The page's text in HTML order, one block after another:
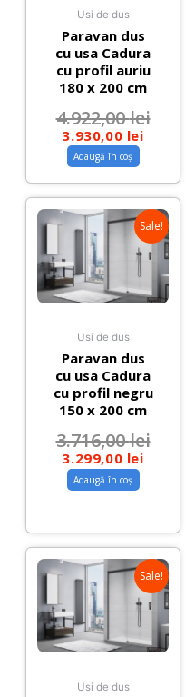
Usi de dus
Paravan dus
cu usa Cadura
cu profil auriu
180 x 200 cm
4.922,00lei
3.930,00 lei
Adaugă în coș
Sale!
Usi de dus
Paravan dus
cu usa Cadura
cu profil negru
150 x 200 cm
3.716,00lei
3.299,00 lei
Adaugă în coș
Sale!
Usi de dus